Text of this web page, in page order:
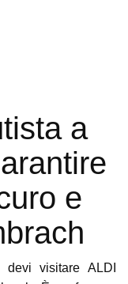
a
e
visitare ALDI